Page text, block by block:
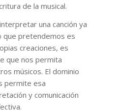
de la musical.
una canción ya
que pretendemos es
creaciones, es
que nos permita
músicos. El dominio
permite esa
y comunicación